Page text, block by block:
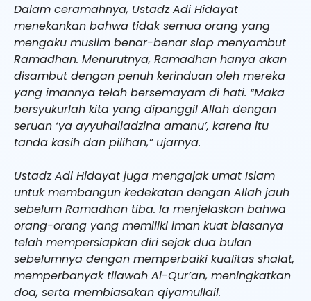
Dalam ceramahnya, Ustadz Adi Hidayat
menekankan bahwa tidak semua orang yang
mengaku muslim benar-benar siap menyambut
Ramadhan. Menurutnya, Ramadhan hanya akan
disambut dengan penuh kerinduan oleh mereka
yang imannya telah bersemayam di hati. “Maka
bersyukurlah kita yang dipanggil Allah dengan
seruan ‘ya ayyuhalladzina amanu’, karena itu
tanda kasih dan pilihan,” ujarnya.
Ustadz Adi Hidayat juga mengajak umat Islam
untuk membangun kedekatan dengan Allah jauh
sebelum Ramadhan tiba. Ia menjelaskan bahwa
orang-orang yang memiliki iman kuat biasanya
telah mempersiapkan diri sejak dua bulan
sebelumnya dengan memperbaiki kualitas shalat,
memperbanyak tilawah Al-Qur’an, meningkatkan
doa, serta membiasakan qiyamullail.